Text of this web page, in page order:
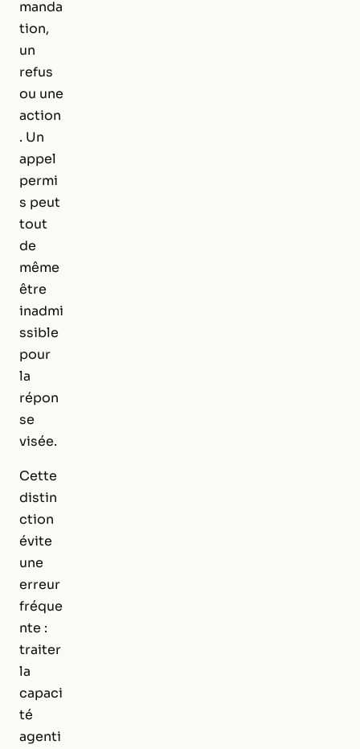
manda
tion,
un
refus
ou une
action
. Un
appel
permi
s peut
tout
de
même
être
inadmi
ssible
pour
la
répon
se
visée.
Cette
distin
ction
évite
une
erreur
fréque
nte :
traiter
la
capaci
té
agenti